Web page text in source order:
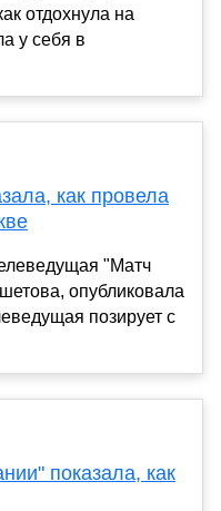
отдохнула на
у себя в
как провела
"Матч
опубликовала
позирует с
показала, как